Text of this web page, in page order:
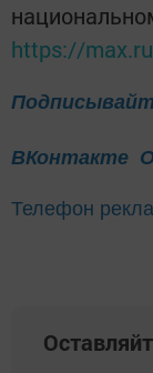
https://
ВКонтакте
Телефон